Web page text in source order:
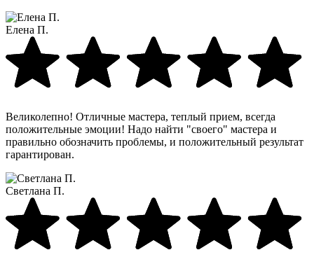
Елена П.
Великолепно! Отличные мастера, теплый прием, всегда
положительные эмоции! Надо найти "своего" мастера и
правильно обозначить проблемы, и положительный результат
гарантирован.
Светлана П.